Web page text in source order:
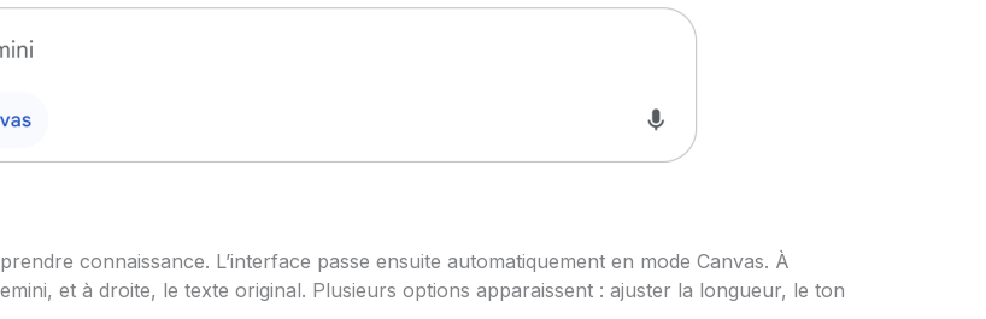
connaissance. L’interface passe ensuite automatiquement en mode Canvas. À
et à droite, le texte original. Plusieurs options apparaissent : ajuster la longueur, le ton